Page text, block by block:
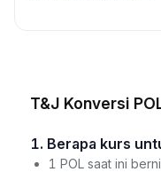
T&J Konversi
1. Berapa kurs
1 POL saat ini